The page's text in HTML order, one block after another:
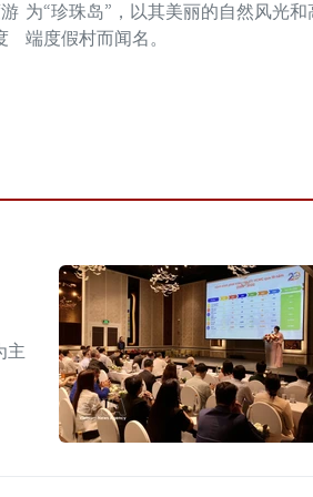
为“珍珠岛”，以其美丽的自然风光和
端度假村而闻名。
主